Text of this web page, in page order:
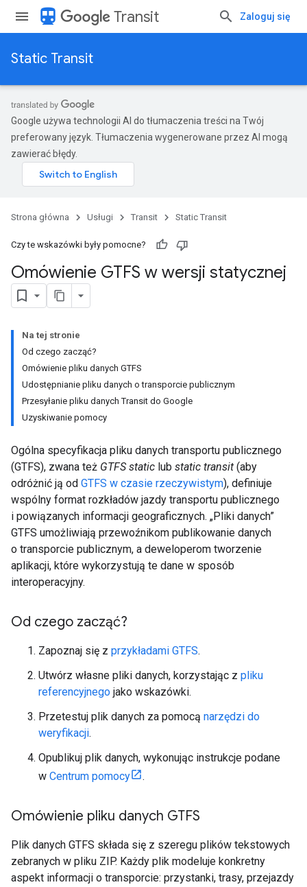
directions_transit Transit Zaloguj się
Static Transit
Google używa technologii AI do tłumaczenia treści na Twój
preferowany język. Tłumaczenia wygenerowane przez AI mogą
zawierać błędy.
Strona główna Usługi Transit Static Transit
Czy te wskazówki były pomocne?
Omówienie GTFS w wersji statycznej
Na tej stronie
Od czego zacząć?
Omówienie pliku danych GTFS
Udostępnianie pliku danych o transporcie publicznym
Przesyłanie pliku danych Transit do Google
Uzyskiwanie pomocy
Ogólna specyfikacja pliku danych transportu publicznego
(GTFS), zwana też GTFS static lub static transit (aby
odróżnić ją od GTFS w czasie rzeczywistym), definiuje
wspólny format rozkładów jazdy transportu publicznego
i powiązanych informacji geograficznych. „Pliki danych”
GTFS umożliwiają przewoźnikom publikowanie danych
o transporcie publicznym, a deweloperom tworzenie
aplikacji, które wykorzystują te dane w sposób
interoperacyjny.
Od czego zacząć?
Zapoznaj się z przykładami GTFS.
Utwórz własne pliki danych, korzystając z pliku
referencyjnego jako wskazówki.
Przetestuj plik danych za pomocą narzędzi do
weryfikacji.
Opublikuj plik danych, wykonując instrukcje podane
w Centrum pomocy .
Omówienie pliku danych GTFS
Plik danych GTFS składa się z szeregu plików tekstowych
zebranych w pliku ZIP. Każdy plik modeluje konkretny
aspekt informacji o transporcie: przystanki, trasy, przejazdy